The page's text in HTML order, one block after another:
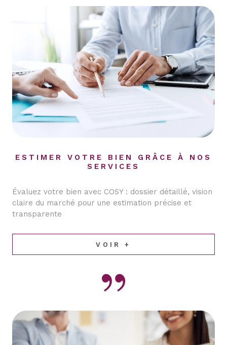
ESTIMER VOTRE BIEN GRÂCE À NOS
SERVICES
Évaluez votre bien avec COSY : dossier détaillé, vision
claire du marché pour une estimation précise et
transparente
VOIR +